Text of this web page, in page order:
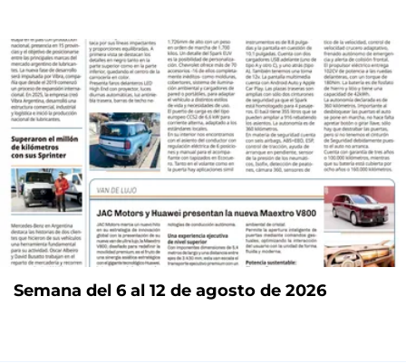
Semana del 6 al 12 de agosto de 2026